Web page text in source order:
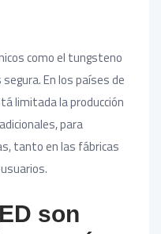
como el tungsteno
En los países de
limitada la producción
para
tanto en las fábricas
son